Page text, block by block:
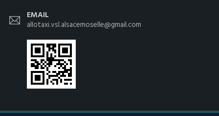
EMAIL
allotaxi.vsl.alsacemoselle@gmail.com